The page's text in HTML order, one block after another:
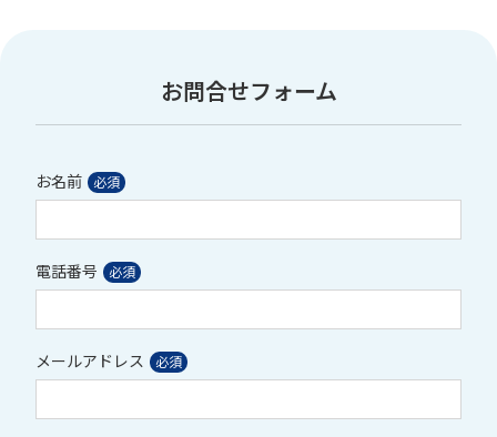
お問合せフォーム
お名前
電話番号
メールアドレス